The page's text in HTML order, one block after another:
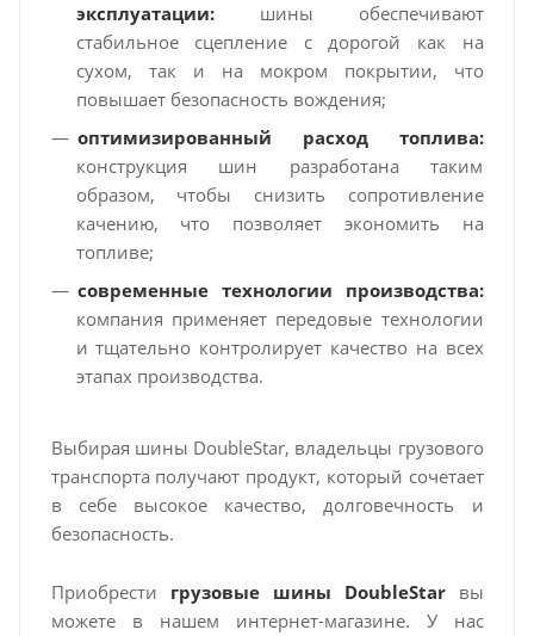
эксплуатации:шины обеспечивают
стабильное сцепление с дорогой как на
сухом, так и на мокром покрытии, что
повышает безопасность вождения;
оптимизированный расход топлива:
конструкция шин разработана таким
образом, чтобы снизить сопротивление
качению, что позволяет экономить на
топливе;
современные технологии производства:
компания применяет передовые технологии
и тщательно контролирует качество на всех
этапах производства.
Выбирая шины DoubleStar, владельцы грузового
транспорта получают продукт, который сочетает
в себе высокое качество, долговечность и
безопасность.
Приобрести грузовые шины DoubleStarвы
можете в нашем интернет-магазине. У нас